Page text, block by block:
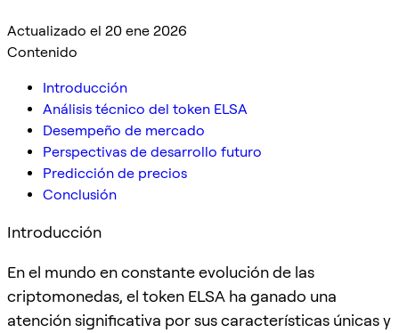
Actualizado el 20 ene 2026
Contenido
Introducción
Análisis técnico del token ELSA
Desempeño de mercado
Perspectivas de desarrollo futuro
Predicción de precios
Conclusión
Introducción
En el mundo en constante evolución de las
criptomonedas, el token ELSA ha ganado una
atención significativa por sus características únicas y